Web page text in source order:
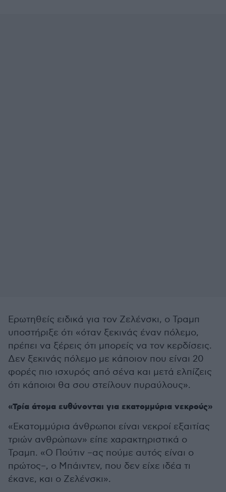
Ερωτηθείς ειδικά για τον Ζελένσκι, ο Τραμπ
υποστήριξε ότι «όταν ξεκινάς έναν πόλεμο,
πρέπει να ξέρεις ότι μπορείς να τον κερδίσεις.
Δεν ξεκινάς πόλεμο με κάποιον που είναι 20
φορές πιο ισχυρός από σένα και μετά ελπίζεις
ότι κάποιοι θα σου στείλουν πυραύλους».
«Τρία άτομα ευθύνονται για εκατομμύρια νεκρούς»
«Εκατομμύρια άνθρωποι είναι νεκροί εξαιτίας
τριών ανθρώπων» είπε χαρακτηριστικά ο
Τραμπ. «Ο Πούτιν –ας πούμε αυτός είναι ο
πρώτος–, ο Μπάιντεν, που δεν είχε ιδέα τι
έκανε, και ο Ζελένσκι».